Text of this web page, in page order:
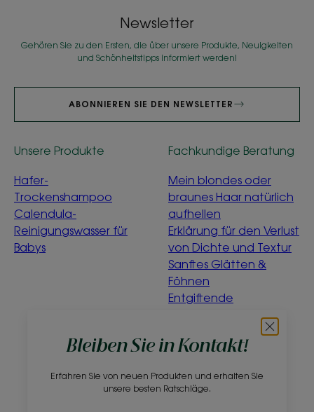
Bleiben Sie in Kontakt!
Erfahren Sie von neuen Produkten und erhalten Sie
unsere besten Ratschläge.
Newsletter
Gehören Sie zu den Ersten, die über unsere Produkte, Neuigkeiten
und Schönheitstipps informiert werden!
ABONNIEREN SIE DEN NEWSLETTER
Unsere Produkte
Hafer-
Trockenshampoo
Calendula-
Reinigungswasser für
Babys
Fachkundige Beratung
Mein blondes oder
braunes Haar natürlich
aufhellen
Erklärung für den Verlust
von Dichte und Textur
Sanftes Glätten &
Föhnen
Entgiftende
„ökologisch“?
Über uns